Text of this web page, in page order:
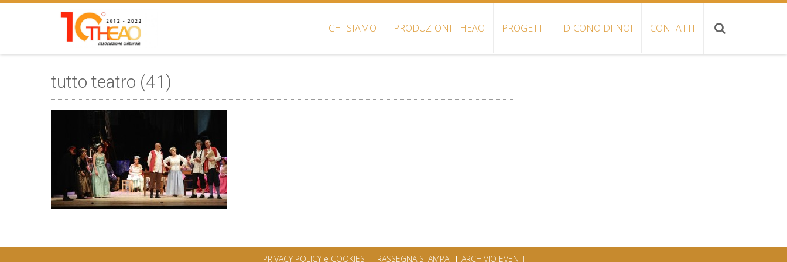
CHI SIAMO PRODUZIONI THEAO PROGETTI DICONO DI NOI CONTATTI
tutto teatro (41)
PRIVACY POLICY e COOKIES RASSEGNA STAMPA ARCHIVIO EVENTI